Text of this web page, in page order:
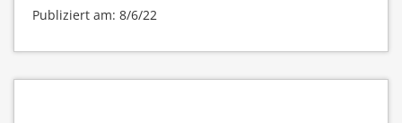
Publiziert am: 8/6/22